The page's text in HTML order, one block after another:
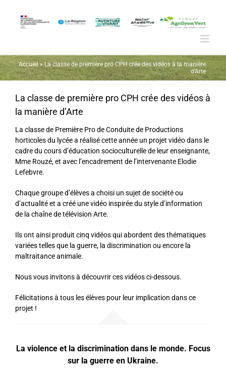
contenu
Accueil»La classe de première pro CPH crée des vidéos à la manière
d’Arte
La classe de première pro CPH crée des vidéos à
la manière d’Arte
La classe de Première Pro de Conduite de Productions
horticoles du lycée a réalisé cette année un projet vidéo dans le
cadre du cours d’éducation socioculturelle de leur enseignante,
Mme Rouzé, et avec l’encadrement de l’intervenante Elodie
Lefebvre.
Chaque groupe d’élèves a choisi un sujet de société ou
d’actualité et a créé une vidéo inspirée du style d’information
de la chaîne de télévision Arte.
Ils ont ainsi produit cinq vidéos qui abordent des thématiques
variées telles que la guerre, la discrimination ou encore la
maltraitance animale.
Nous vous invitons à découvrir ces vidéos ci-dessous.
Félicitations à tous les élèves pour leur implication dans ce
projet !
La violence et la discrimination dans le monde. Focus
sur la guerre en Ukraine.